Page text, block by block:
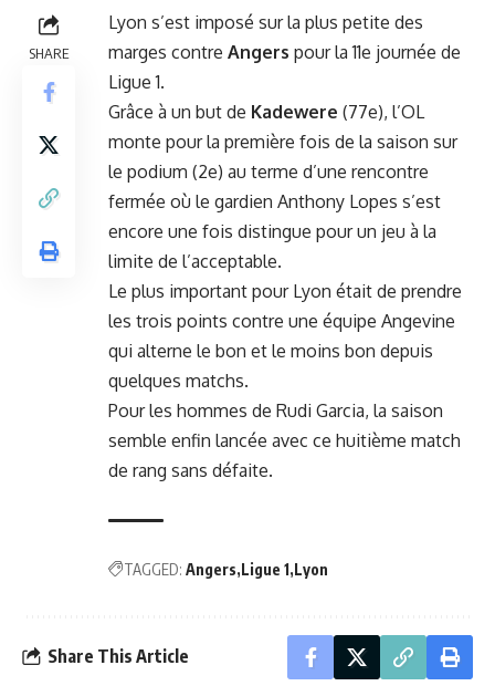
SHARE
Lyon s’est imposé sur la plus petite des
marges contre Angers pour la 11e journée de
Ligue 1.
Grâce à un but de Kadewere (77e), l’OL
monte pour la première fois de la saison sur
le podium (2e) au terme d’une rencontre
fermée où le gardien Anthony Lopes s’est
encore une fois distingue pour un jeu à la
limite de l’acceptable.
Le plus important pour Lyon était de prendre
les trois points contre une équipe Angevine
qui alterne le bon et le moins bon depuis
quelques matchs.
Pour les hommes de Rudi Garcia, la saison
semble enfin lancée avec ce huitième match
de rang sans défaite.
TAGGED: Angers Ligue 1 Lyon
Share This Article